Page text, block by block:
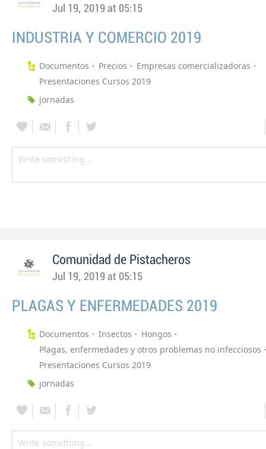
Jul 19, 2019 at 05:15
INDUSTRIA Y COMERCIO 2019
Documentos Precios
Empresas comercializadoras
Presentaciones Cursos 2019
jornadas
Comunidad de Pistacheros
Jul 19, 2019 at 05:15
PLAGAS Y ENFERMEDADES 2019
Documentos Insectos
Hongos
Plagas, enfermedades y otros problemas no infecciosos
Presentaciones Cursos 2019
jornadas